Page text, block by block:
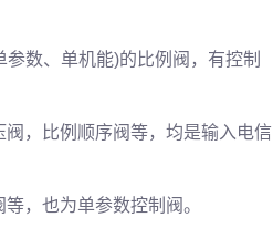
数、单机能)的比例阀，有控制
，比例顺序阀等，均是输入电信
，也为单参数控制阀。